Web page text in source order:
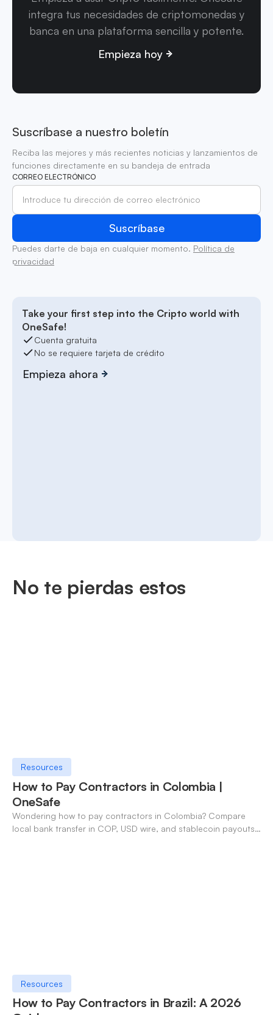
integra tus necesidades de criptomonedas y
banca en una plataforma sencilla y potente.
Empieza hoy
Suscríbase a nuestro boletín
Reciba las mejores y más recientes noticias y lanzamientos de
funciones directamente en su bandeja de entrada
CORREO ELECTRÓNICO
Puedes darte de baja en cualquier momento. Política de
privacidad
Take your first step into the Cripto world with
OneSafe!
Cuenta gratuita
No se requiere tarjeta de crédito
Empieza ahora
No te pierdas estos
Resources
How to Pay Contractors in Colombia |
OneSafe
Wondering how to pay contractors in Colombia? Compare
local bank transfer in COP, USD wire, and stablecoin payouts.
Resources
How to Pay Contractors in Brazil: A 2026